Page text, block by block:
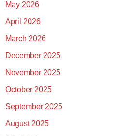
May 2026
April 2026
March 2026
December 2025
November 2025
October 2025
September 2025
August 2025